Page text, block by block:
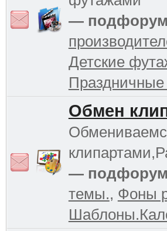
—
Детские
Обмен
—
темы., Фоны